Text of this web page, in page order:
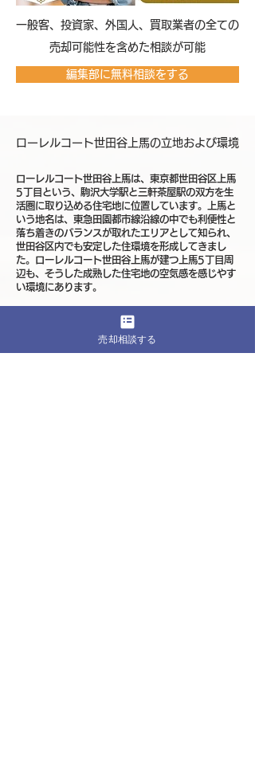
​一般客、投資家、外国人、買取業者の全ての
売却可能性を含めた相談が可能
編集部に無料相談をする
ローレルコート世田谷上馬の立地および環境
ローレルコート世田谷上馬は、東京都世田谷区上馬
5丁目という、駒沢大学駅と三軒茶屋駅の双方を生
活圏に取り込める住宅地に位置しています。上馬と
いう地名は、東急田園都市線沿線の中でも利便性と
落ち着きのバランスが取れたエリアとして知られ、
世田谷区内でも安定した住環境を形成してきまし
た。ローレルコート世田谷上馬が建つ上馬5丁目周
辺も、そうした成熟した住宅地の空気感を感じやす
い環境にあります。
最寄りとなる東急田園都市線の駒沢大学駅や三軒茶
屋駅は、渋谷方面へのアクセスが良好で、都心主要
エリアとの距離感を具体的に描きやすい路線です。
田園都市線沿線は通勤・通学需要が安定しており、
売却相談する